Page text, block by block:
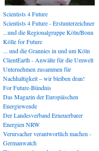
Scientists 4 Future
Scientists 4 Future - Erstunterzeichner
...und die Regionalgruppe Köln/Bonn
Kölle for Future
... und die Grannies in und um Köln
ClientEarth - Anwälte für die Umwelt
Unternehmen zusammen für
Nachhaltigkeit – wir bleiben dran!
For Future-Bündnis
Das Magazin der Europäischen
Energiewende
Der Landesverband Erneuerbarer
Energien NRW
Verursacher verantwortlich machen -
Germanwatch